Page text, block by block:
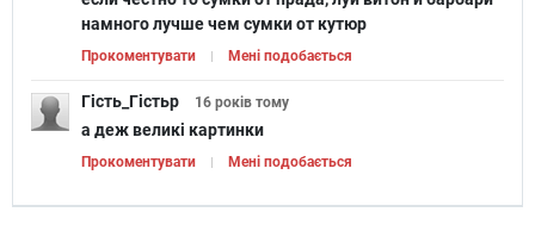
намного лучше чем сумки от кутюр
Прокоментувати Мені подобається
Гість_Гістьр 16 років тому
а деж великі картинки
Прокоментувати Мені подобається